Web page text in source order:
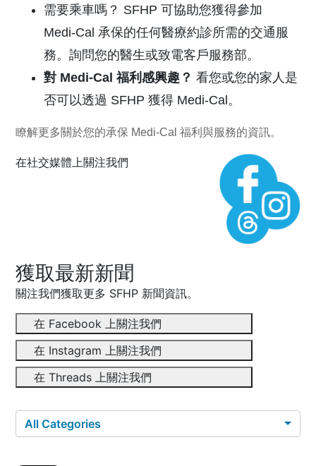
需要乘車嗎？ SFHP 可協助您獲得參加
Medi-Cal 承保的任何醫療約診所需的交通服
務。詢問您的醫生或致電客戶服務部。
對 Medi-Cal 福利感興趣？ 看您或您的家人是
否可以透過 SFHP 獲得 Medi-Cal 。
瞭解更多關於您的承保 Medi-Cal 福利與服務的資訊。
在社交媒體上關注我們
獲取最新新聞
關注我們獲取更多 SFHP 新聞資訊。
在 Facebook 上關注我們
在 Instagram 上關注我們
在 Threads 上關注我們
All Categories